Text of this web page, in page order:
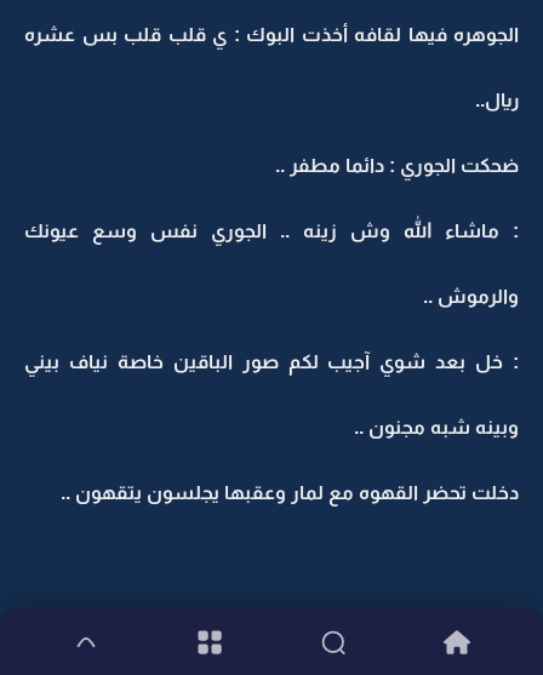
الجوهره فيها لقافه أخذت البوك : ي قلب قلب بس عشره
ريال..
ضحكت الجوري : دائما مطفر ..
: ماشاء الله وش زينه .. الجوري نفس وسع عيونك
والرموش ..
: خل بعد شوي آجيب لكم صور الباقين خاصة نياف بيني
وبينه شبه مجنون ..
دخلت تحضر القهوه مع لمار وعقبها يجلسون يتقهون ..